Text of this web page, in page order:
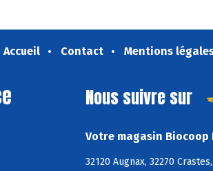
Accueil Contact Mentions
Nous suivre sur
Votre magasin Biocoop
32120 Augnax, 32270